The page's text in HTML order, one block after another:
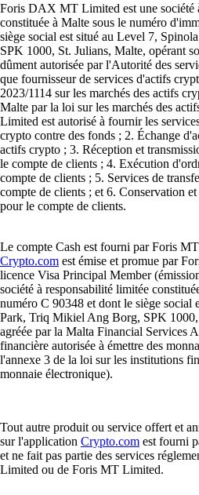
Foris DAX MT Limited est une société
constituée à Malte sous le numéro
siège social est situé au Level 7,
SPK 1000, St. Julians, Malte, opérant
dûment autorisée par l'Autorité des
que fournisseur de services d'actifs
2023/1114 sur les marchés des actifs
Malte par la loi sur les marchés des
Limited est autorisé à fournir les
crypto contre des fonds ; 2. Échange
actifs crypto ; 3. Réception et
le compte de clients ; 4. Exécution
compte de clients ; 5. Services de
compte de clients ; et 6. Conservation
pour le compte de clients.
Le compte Cash est fourni par Foris
Crypto.com est émise et promue par
licence Visa Principal Member
société à responsabilité limitée
numéro C 90348 et dont le siège social
Park, Triq Mikiel Ang Borg, SPK
agréée par la Malta Financial Services
financière autorisée à émettre des
l'annexe 3 de la loi sur les institutions
monnaie électronique).
Tout autre produit ou service offert et
sur l'application Crypto.com est fourni
et ne fait pas partie des services
Limited ou de Foris MT Limited.